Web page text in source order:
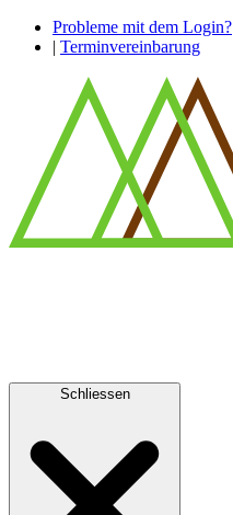
Probleme mit dem Login?
| Terminvereinbarung
Schliessen